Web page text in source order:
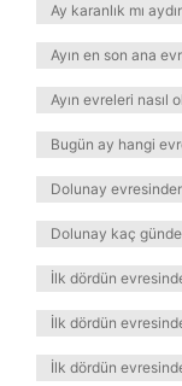
Ay karanlık mı
Ayın en son ana
Ayın evreleri nasıl
Bugün ay hangi
Dolunay
Dolunay kaç
İlk dördün
İlk dördün
İlk dördün